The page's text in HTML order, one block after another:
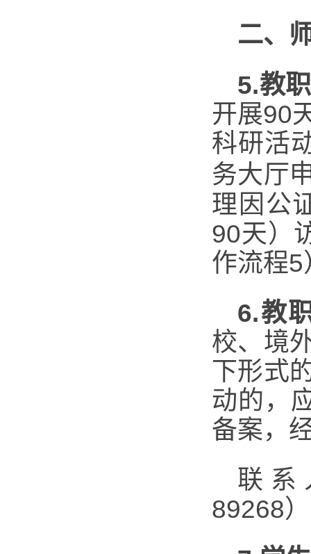
二、
5.教
开展90
科研活
务大厅
理因公
90天）
作流程5
6.教
校、境
下形式
动的，
备案，
联系
89268